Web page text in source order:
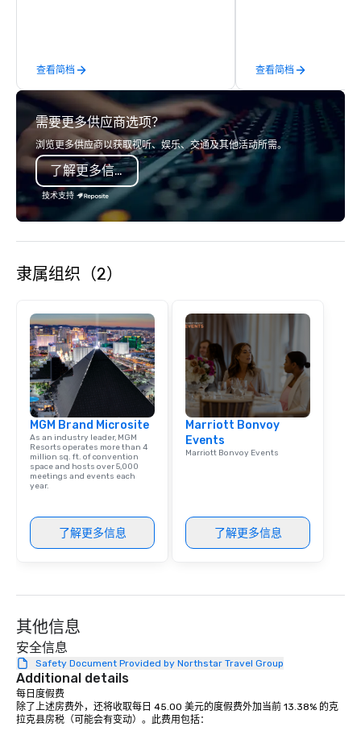
查看简档
and craft cocktails at
with complete VIP
experience gives
opportunity to sit
colleagues at each
mingle, and easily
each experience with
engaging information
team building. All-Inclusive Group
Dining When meeting
corporate group
Smacking Foodie
group is assured a
experience with three
package upgrade is
provides guests a
ultimate networking
place at multiple
with different people
查看简档
需要更多供应商选项？
浏览更多供应商以获取视听、娱乐、交通及其他活动所需。
了解更多信息
技术支持
隶属组织（2）
MGM Brand Microsite
As an industry leader, MGM
Resorts operates more than 4
million sq. ft. of convention
space and hosts over 5,000
meetings and events each
year.
了解更多信息
Marriott Bonvoy
Events
Marriott Bonvoy Events
了解更多信息
其他信息
安全信息
Safety Document Provided by Northstar Travel Group
Additional details
每日度假费
除了上述房费外，还将收取每日 45.00 美元的度假费外加当前 13.38% 的克
拉克县房税（可能会有变动）。此费用包括：